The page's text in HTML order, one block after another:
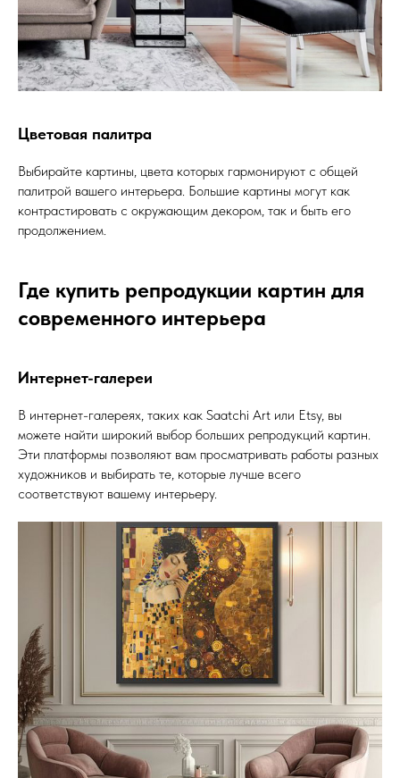
Цветовая палитра
Выбирайте картины, цвета которых гармонируют с общей
палитрой вашего интерьера. Большие картины могут как
контрастировать с окружающим декором, так и быть его
продолжением.
Где купить репродукции картин для
современного интерьера
Интернет-галереи
В интернет-галереях, таких как Saatchi Art или Etsy, вы
можете найти широкий выбор больших репродукций картин.
Эти платформы позволяют вам просматривать работы разных
художников и выбирать те, которые лучше всего
соответствуют вашему интерьеру.